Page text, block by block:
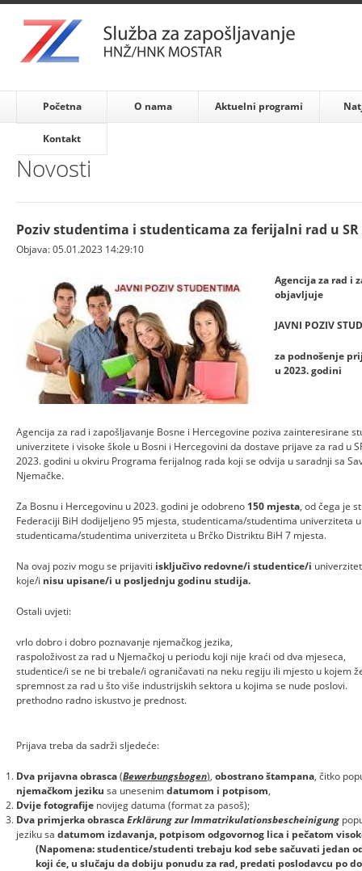
Početna O nama Aktuelni programi
Kontakt
Novosti
Poziv studentima i studenticama za ferijalni rad u
Objava: 05.01.2023 14:29:10
Agencija za rad i
objavljuje
JAVNI POZIV
za podnošenje
u 2023. godini
Agencija za rad i zapošljavanje Bosne i Hercegovine poziva zainteresirane
univerzitete i visoke škole u Bosni i Hercegovini da dostave prijave za rad u
2023. godini u okviru Programa ferijalnog rada koji se odvija u saradnji sa
Njemačke.
Za Bosnu i Hercegovinu u 2023. godini je odobreno 150 mjesta, od čega je
Federaciji BiH dodijeljeno 95 mjesta, studenticama/studentima univerziteta
studenticama/studentima univerziteta u Brčko Distriktu BiH 7 mjesta.
Na ovaj poziv mogu se prijaviti isključivo redovne/i studentice/i
koje/i nisu upisane/i u posljednju godinu studija.
Ostali uvjeti:
vrlo dobro i dobro poznavanje njemačkog jezika,
raspoloživost za rad u Njemačkoj u periodu koji nije kraći od dva mjeseca,
studentice/i se ne bi trebale/i ograničavati na neku regiju ili mjesto u kojem
spremnost za rad u što više industrijskih sektora u kojima se nude poslovi.
prethodno radno iskustvo je prednost.
Prijava treba da sadrži sljedeće:
Dva prijavna obrasca(Bewerbungsbogen), obostrano štampana, čitko
njemačkom jeziku sa unesenimdatumom i potpisom,
Dvije fotografije novijeg datuma (format za pasoš);
Dva primjerka obrascaErklärung zur Immatrikulationsbescheinigung
jeziku sa datumom izdavanja, potpisom odgovornog lica i pečatom
(Napomena: studentice/studenti trebaju kod sebe sačuvati jedan
koji će, u slučaju da dobiju ponudu za rad, predati poslodavcu po